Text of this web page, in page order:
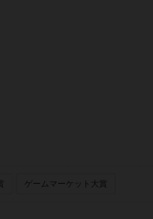
ゲームマーケット大賞